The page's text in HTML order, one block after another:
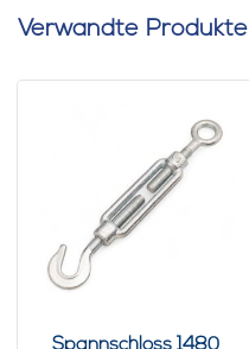
Verwandte Produkte